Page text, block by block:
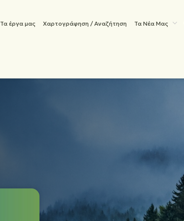
Τα έργα μας Χαρτογράφηση / Αναζήτηση Τα Νέα Μας